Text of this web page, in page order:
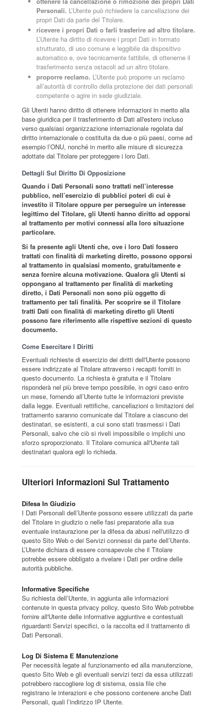
Personali. L’Utente può richiedere la cancellazione dei
propri Dati da parte del Titolare.
ricevere i propri Dati o farli trasferire ad altro titolare.
L’Utente ha diritto di ricevere i propri Dati in formato
strutturato, di uso comune e leggibile da dispositivo
automatico e, ove tecnicamente fattibile, di ottenerne il
trasferimento senza ostacoli ad un altro titolare.
proporre reclamo. L’Utente può proporre un reclamo
all’autorità di controllo della protezione dei dati personali
competente o agire in sede giudiziale.
Gli Utenti hanno diritto di ottenere informazioni in merito alla
base giuridica per il trasferimento di Dati all'estero incluso
verso qualsiasi organizzazione internazionale regolata dal
diritto internazionale o costituita da due o più paesi, come ad
esempio l’ONU, nonché in merito alle misure di sicurezza
adottate dal Titolare per proteggere i loro Dati.
Dettagli Sul Diritto Di Opposizione
Quando i Dati Personali sono trattati nell’interesse
pubblico, nell’esercizio di pubblici poteri di cui è
investito il Titolare oppure per perseguire un interesse
legittimo del Titolare, gli Utenti hanno diritto ad opporsi
al trattamento per motivi connessi alla loro situazione
particolare.
Si fa presente agli Utenti che, ove i loro Dati fossero
trattati con finalità di marketing diretto, possono opporsi
al trattamento in qualsiasi momento, gratuitamente e
senza fornire alcuna motivazione. Qualora gli Utenti si
oppongano al trattamento per finalità di marketing
diretto, i Dati Personali non sono più oggetto di
trattamento per tali finalità. Per scoprire se il Titolare
tratti Dati con finalità di marketing diretto gli Utenti
possono fare riferimento alle rispettive sezioni di questo
documento.
Come Esercitare I Diritti
Eventuali richieste di esercizio dei diritti dell'Utente possono
essere indirizzate al Titolare attraverso i recapiti forniti in
questo documento. La richiesta è gratuita e il Titolare
risponderà nel più breve tempo possibile, in ogni caso entro
un mese, fornendo all’Utente tutte le informazioni previste
dalla legge. Eventuali rettifiche, cancellazioni o limitazioni del
trattamento saranno comunicate dal Titolare a ciascuno dei
destinatari, se esistenti, a cui sono stati trasmessi i Dati
Personali, salvo che ciò si riveli impossibile o implichi uno
sforzo sproporzionato. Il Titolare comunica all'Utente tali
destinatari qualora egli lo richieda.
Ulteriori Informazioni Sul Trattamento
Difesa In Giudizio
I Dati Personali dell’Utente possono essere utilizzati da parte
del Titolare in giudizio o nelle fasi preparatorie alla sua
eventuale instaurazione per la difesa da abusi nell'utilizzo di
questo Sito Web o dei Servizi connessi da parte dell’Utente.
L’Utente dichiara di essere consapevole che il Titolare
potrebbe essere obbligato a rivelare i Dati per ordine delle
autorità pubbliche.
Informative Specifiche
Su richiesta dell’Utente, in aggiunta alle informazioni
contenute in questa privacy policy, questo Sito Web potrebbe
fornire all'Utente delle informative aggiuntive e contestuali
riguardanti Servizi specifici, o la raccolta ed il trattamento di
Dati Personali.
Log Di Sistema E Manutenzione
Per necessità legate al funzionamento ed alla manutenzione,
questo Sito Web e gli eventuali servizi terzi da essa utilizzati
potrebbero raccogliere log di sistema, ossia file che
registrano le interazioni e che possono contenere anche Dati
Personali, quali l’indirizzo IP Utente.